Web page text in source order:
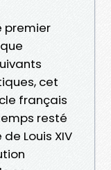
premier
cet
français
resté
Louis XIV